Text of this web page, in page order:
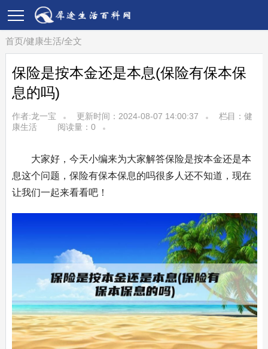
首页/健康生活/全文
保险是按本金还是本息(保险有保本保
息的吗)
作者:龙一宝 更新时间：2024-08-07 14:00:37 栏目： 健
康生活
阅读量： 0
大家好，今天小编来为大家解答保险是按本金还是本
息这个问题，保险有保本保息的吗很多人还不知道，现在
让我们一起来看看吧！